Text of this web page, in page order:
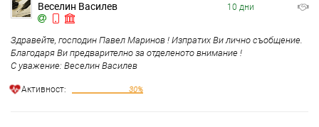
Веселин Василев
Здравейте, господин Павел Маринов ! Изпратих Ви лично съобщение.
Благодаря Ви предварително за отделеното внимание !
С уважение: Веселин Василев
Aктивност: 30%
10 дни